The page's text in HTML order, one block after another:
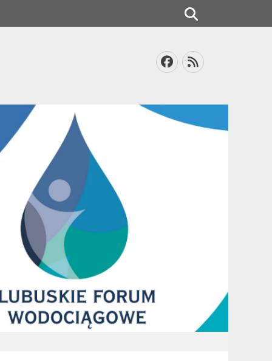
Facebook
Feed